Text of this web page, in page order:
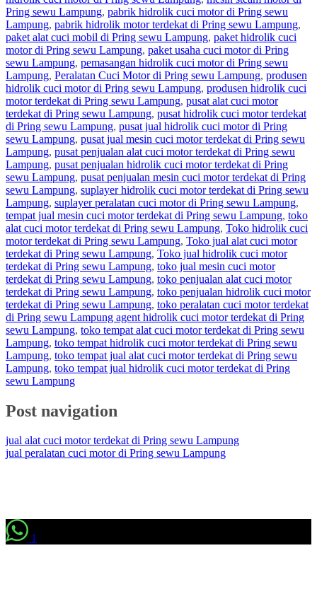
Pring sewu Lampung, pabrik hidrolik cuci motor di Pring sewu
Lampung, pabrik hidrolik motor terdekat di Pring sewu Lampung,
paket alat cuci mobil di Pring sewu Lampung, paket hidrolik cuci
motor di Pring sewu Lampung, paket usaha cuci motor di Pring
sewu Lampung, pemasangan hidrolik cuci motor di Pring sewu
Lampung, Peralatan Cuci Motor di Pring sewu Lampung, produsen
hidrolik cuci motor di Pring sewu Lampung, produsen hidrolik cuci
motor terdekat di Pring sewu Lampung, pusat alat cuci motor
terdekat di Pring sewu Lampung, pusat hidrolik cuci motor terdekat
di Pring sewu Lampung, pusat jual hidrolik cuci motor di Pring
sewu Lampung, pusat jual mesin cuci motor terdekat di Pring sewu
Lampung, pusat penjualan alat cuci motor terdekat di Pring sewu
Lampung, pusat penjualan hidrolik cuci motor terdekat di Pring
sewu Lampung, pusat penjualan mesin cuci motor terdekat di Pring
sewu Lampung, suplayer hidrolik cuci motor terdekat di Pring sewu
Lampung, suplayer peralatan cuci motor di Pring sewu Lampung,
tempat jual mesin cuci motor terdekat di Pring sewu Lampung, toko
alat cuci motor terdekat di Pring sewu Lampung, Toko hidrolik cuci
motor terdekat di Pring sewu Lampung, Toko jual alat cuci motor
terdekat di Pring sewu Lampung, Toko jual hidrolik cuci motor
terdekat di Pring sewu Lampung, toko jual mesin cuci motor
terdekat di Pring sewu Lampung, toko penjualan alat cuci motor
terdekat di Pring sewu Lampung, toko penjualan hidrolik cuci motor
terdekat di Pring sewu Lampung, toko peralatan cuci motor terdekat
di Pring sewu Lampung agent hidrolik cuci motor terdekat di Pring
sewu Lampung, toko tempat alat cuci motor terdekat di Pring sewu
Lampung, toko tempat hidrolik cuci motor terdekat di Pring sewu
Lampung, toko tempat jual alat cuci motor terdekat di Pring sewu
Lampung, toko tempat jual hidrolik cuci motor terdekat di Pring
sewu Lampung
Post navigation
jual alat cuci motor terdekat di Pring sewu Lampung
jual peralatan cuci motor di Pring sewu Lampung
1